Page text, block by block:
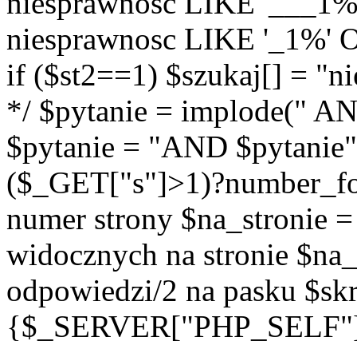
niesprawnosc LIKE '_1%'
if ($st2==1) $szukaj[] =
*/ $pytanie = implode("
$pytanie = "AND
numer strony $na_stronie
widocznych na stronie
odpowiedzi/2 na pasku